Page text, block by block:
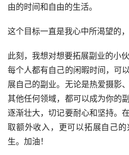
由的时间和自由的生活。
这个目标一直是我心中所渴望的
此刻，我想对想要拓展副业的小伙
每个人都有自己的闲暇时间，可
展自己的副业。无论是热爱摄影
其他任何领域，都可以成为你的
逐渐壮大，切记要耐心和坚持。
取额外收入，更可以拓展自己
生。加油！